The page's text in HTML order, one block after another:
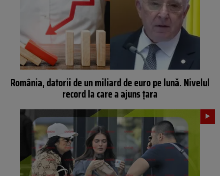
România, datorii de un miliard de euro pe lună. Nivelul
record la care a ajuns țara